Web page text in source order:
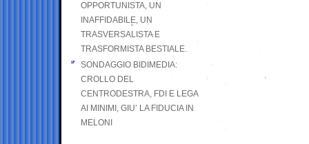
OPPORTUNISTA, UN
INAFFIDABILE, UN
TRASVERSALISTA E
TRASFORMISTA BESTIALE.
SONDAGGIO BIDIMEDIA:
CROLLO DEL
CENTRODESTRA, FDI E LEGA
AI MINIMI, GIU’ LA FIDUCIA IN
MELONI